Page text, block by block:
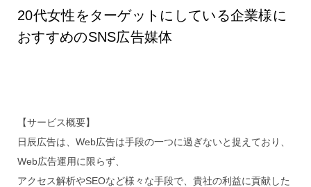
20代女性をターゲットにしている企業様に
おすすめのSNS広告媒体
【サービス概要】
日辰広告は、Web広告は手段の一つに過ぎないと捉えており、
Web広告運用に限らず、
アクセス解析やSEOなど様々な手段で、貴社の利益に貢献した